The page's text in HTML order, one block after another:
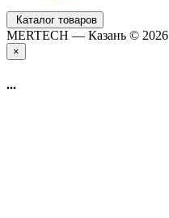
Каталог товаров
MERTECH — Казань © 2026
×
...